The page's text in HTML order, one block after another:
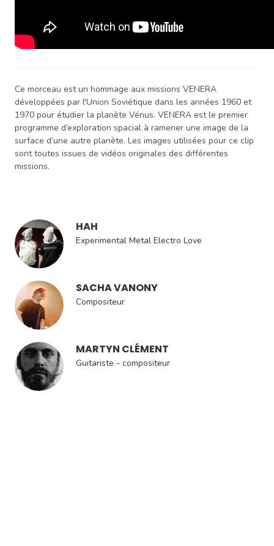
Ce morceau est un hommage aux missions VENERA
développées par l'Union Soviétique dans les années 1960 et
1970 pour étudier la planète Vénus. VENERA est le premier
programme d’exploration spacial à ramener une image de la
surface d’une autre planète. Les images utilisées pour ce clip
sont toutes issues de vidéos originales des différentes
missions.
HAH
Experimental Metal Electro Love
SACHA VANONY
Compositeur
MARTYN CLÉMENT
Guitariste - compositeur